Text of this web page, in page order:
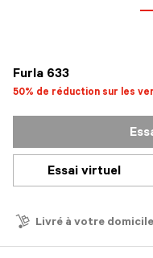
Furla 633
50% de réduction sur les
Essai virtuel
Livré à votre